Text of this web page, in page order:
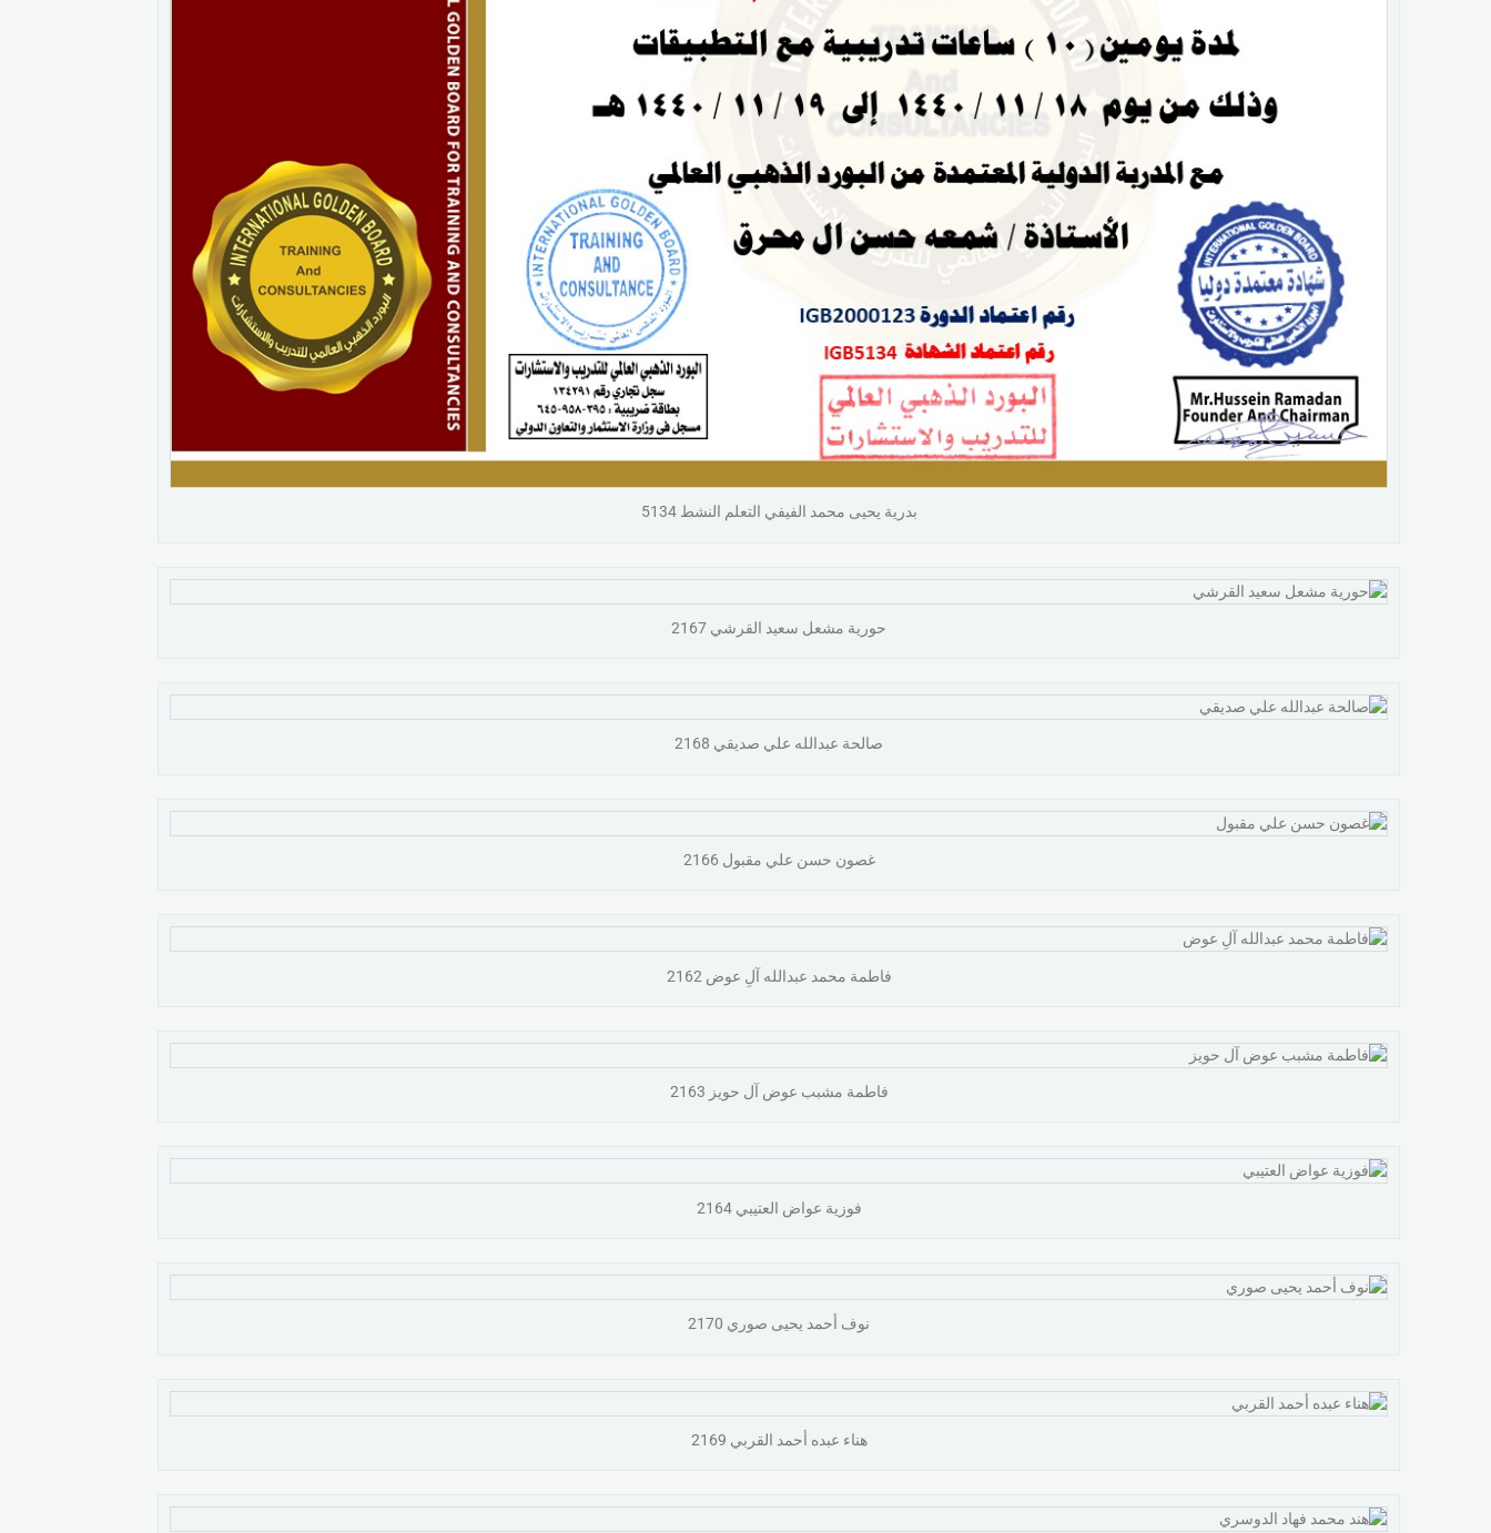
بدرية يحيى محمد الفيفي التعلم النشط 5134
حورية مشعل سعيد القرشي 2167
صالحة عبدالله علي صديقي 2168
غصون حسن علي مقبول 2166
فاطمة محمد عبدالله آلِ عوض 2162
فاطمة مشبب عوض آل حويز 2163
فوزية عواض العتيبي 2164
نوف أحمد يحيى صوري 2170
هناء عبده أحمد القربي 2169